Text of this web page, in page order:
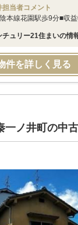
担当者コメント
本線花園駅歩9分■収
チュリー21住まいの情
件を詳しく見る
一ノ井町の中